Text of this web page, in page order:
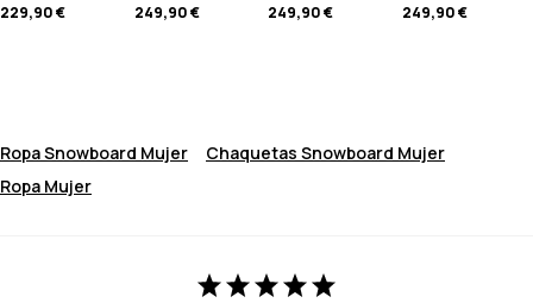
229,90 €
249,90 €
249,90 €
249,90 €
Ropa Snowboard Mujer
Chaquetas Snowboard Mujer
Ropa Mujer